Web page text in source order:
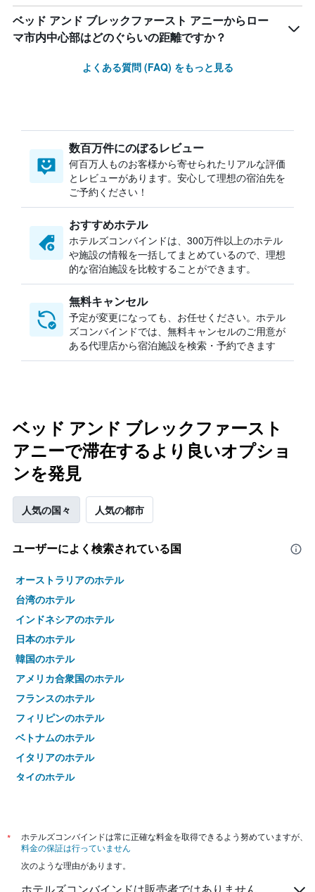
ベッド アンド ブレックファースト アニーからロー
マ市内中心部はどのぐらいの距離ですか？
よくある質問 (FAQ) をもっと見る
数百万件にのぼるレビュー
何百万人ものお客様から寄せられたリアルな評価
とレビューがあります。安心して理想の宿泊先を
ご予約ください！
おすすめホテル
ホテルズコンバインドは、300万件以上のホテル
や施設の情報を一括してまとめているので、理想
的な宿泊施設を比較することができます。
無料キャンセル
予定が変更になっても、お任せください。ホテル
ズコンバインドでは、無料キャンセルのご用意が
ある代理店から宿泊施設を検索・予約できます
ベッド アンド ブレックファースト
アニーで滞在するより良いオプショ
ンを発見
人気の国々 人気の都市
ユーザーによく検索されている国
オーストラリアのホテル
台湾のホテル
インドネシアのホテル
日本のホテル
韓国のホテル
アメリカ合衆国のホテル
フランスのホテル
フィリピンのホテル
ベトナムのホテル
イタリアのホテル
タイのホテル
*
ホテルズコンバインドは常に正確な料金を取得できるよう努めていますが、
料金の保証は行っていません
次のような理由があります。
ホテルズコンバインドは販売者ではありません